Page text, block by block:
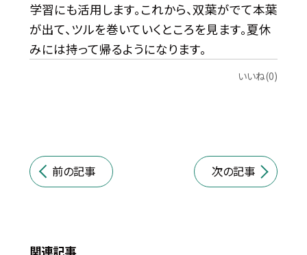
学習にも活用します。これから、双葉がでて本葉
が出て、ツルを巻いていくところを見ます。夏休
みには持って帰るようになります。
いいね(0)
前の記事 次の記事
関連記事